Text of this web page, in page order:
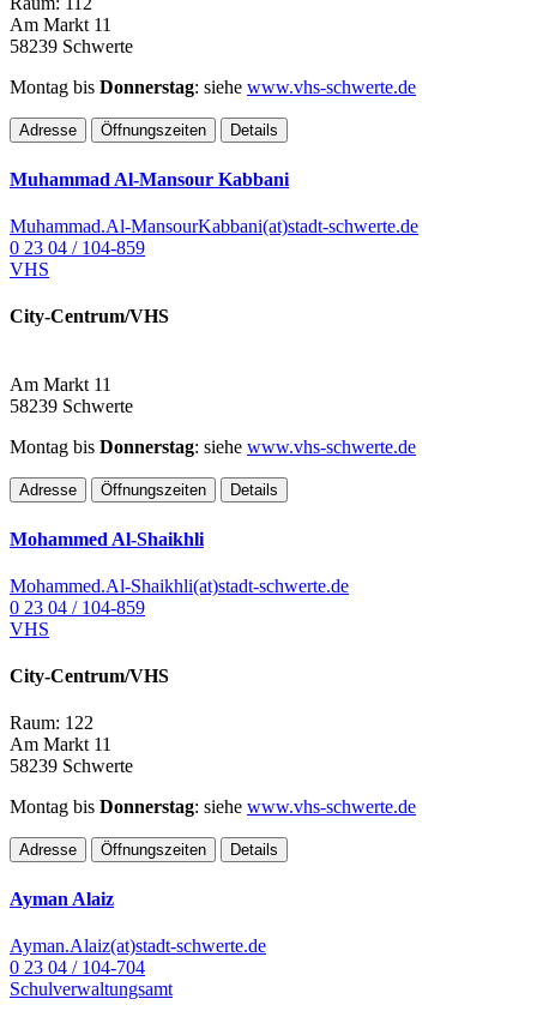
Am Markt 11
58239 Schwerte
Montag bis Donnerstag: siehe www.vhs-schwerte.de
Adresse Öffnungszeiten Details
Muhammad Al-Mansour Kabbani
Muhammad.Al-MansourKabbani(at)stadt-schwerte.de
0 23 04 / 104-859
VHS
City-Centrum/VHS
Am Markt 11
58239 Schwerte
Montag bis Donnerstag: siehe www.vhs-schwerte.de
Adresse Öffnungszeiten Details
Mohammed Al-Shaikhli
Mohammed.Al-Shaikhli(at)stadt-schwerte.de
0 23 04 / 104-859
VHS
City-Centrum/VHS
Raum: 122
Am Markt 11
58239 Schwerte
Montag bis Donnerstag: siehe www.vhs-schwerte.de
Adresse Öffnungszeiten Details
Ayman Alaiz
Ayman.Alaiz(at)stadt-schwerte.de
0 23 04 / 104-704
Schulverwaltungsamt